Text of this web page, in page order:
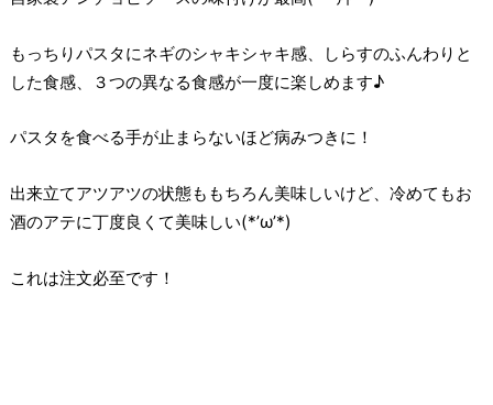
もっちりパスタにネギのシャキシャキ感、しらすのふんわりと
した食感、３つの異なる食感が一度に楽しめます♪
パスタを食べる手が止まらないほど病みつきに！
出来立てアツアツの状態ももちろん美味しいけど、冷めてもお
酒のアテに丁度良くて美味しい(*’ω’*)
これは注文必至です！